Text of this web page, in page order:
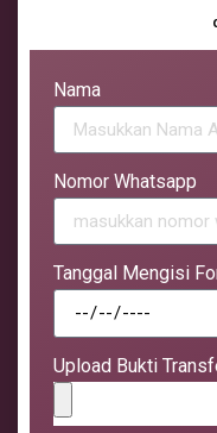
Nama
Nomor Whatsapp
Tanggal Mengisi
Upload Bukti